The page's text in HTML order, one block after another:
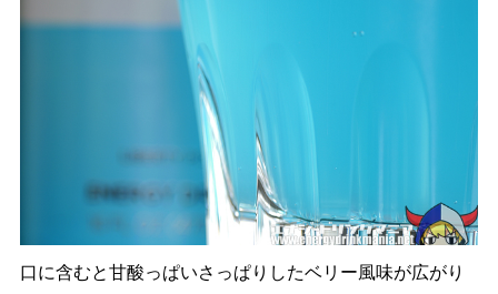
口に含むと甘酸っぱいさっぱりしたベリー風味が広がり